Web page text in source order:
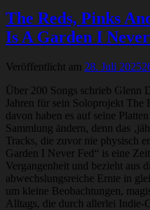
The Reds, Pinks
Is A Garden I
Veröffentlicht am 28. Juli 2025
Über 200 Songs schrieb Glenn
Jahren für sein Soloprojekt
davon haben es auf seine
Sammlung ändern, denn das
Tracks, die zuvor nie physisch
Garden I Never Fed“ is eine
Vergangenheit und bezieht aus
abwechslungsreiche Ernte in
um kleine Beobachtungen,
Alltags, die durch allerlei Indie-